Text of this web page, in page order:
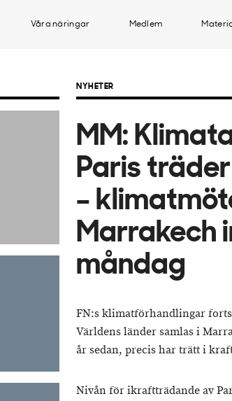
Våra näringar Medlem
NYHETER
MM:
Paris
–
Marrakech
måndag
FN:s klimatförhandlingar
Världens länder samlas i
år sedan, precis har trätt i
Nivån för ikraftträdande av